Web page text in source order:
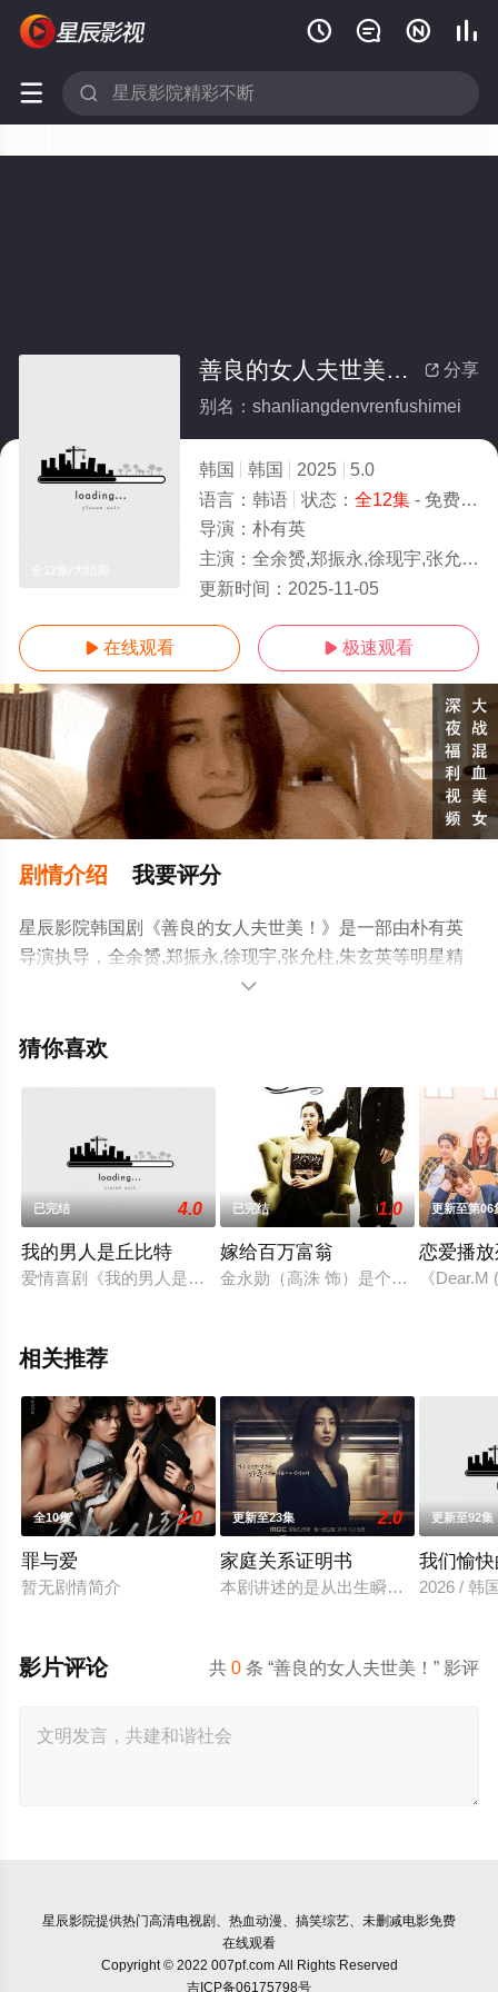
   
 
 分享
善良的女人夫世美！(全集)
别名：shanliangdenvrenfushimei
韩国 韩国 2025
5.0
语言： 韩语 状态： 全12集- 免费在线观看
导演： 朴有英
主演： 全余赟,郑振永,徐现宇,张允柱,朱玄英
更新时间： 2025-11-05
 在线观看  极速观看
剧情介绍 我要评分
星辰影院韩国剧《善良的女人夫世美！》是一部由朴有英
导演执导，全余赟,郑振永,徐现宇,张允柱,朱玄英等明星精
彩演绎的韩国电视剧，大结局剧情已揭晓（全12集），手
更多相关信息可移步至豆瓣电视剧、电视猫或剧情网等平

猜你喜欢
已完结 4.0
我的男人是丘比特
爱情喜剧《我的男人是丘比特#》此剧讲述了一个妖精被自己的
已完结 1.0
嫁给百万富翁
金永勋（高洙 饰）是个英俊帅气善
更新至第06
恋爱播
《
相关推荐
全10集 2.0
罪与爱
暂无剧情简介
更新至23集 2.0
家庭关系证明书
本剧讲述的是从出生瞬间开始就被打
更新至92集
我们愉
2026 / 韩
共0 条 “善良的女人夫世美！” 影评
影片评论
星辰影院提供热门高清电视剧、热血动漫、搞笑综艺、未删减电影免费
在线观看
Copyright © 2022 007pf.com All Rights Reserved
吉ICP备06175798号